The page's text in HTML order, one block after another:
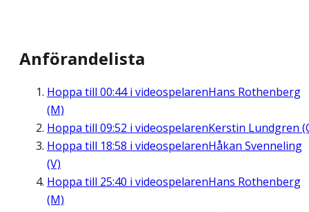
Anförandelista
Hoppa till 00:44i videospelarenHans Rothenberg
(M)
Hoppa till 09:52 i videospelarenKerstin Lundgren
Hoppa till 18:58 i videospelarenHåkan Svenneling
(V)
Hoppa till 25:40 i videospelarenHans Rothenberg
(M)